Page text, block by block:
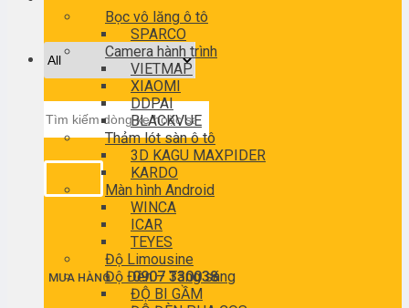
kiếm:
MUA HÀNG0907 330038
Bọc vô lăng ô tô
SPARCO
Camera hành trình
VIETMAP
XIAOMI
DDPAI
BLACKVUE
Thảm lót sàn ô tô
3D KAGU MAXPIDER
KARDO
Màn hình Android
WINCA
ICAR
TEYES
Độ Limousine
Độ Đèn – Tăng sáng
ĐỘ BI GẦM